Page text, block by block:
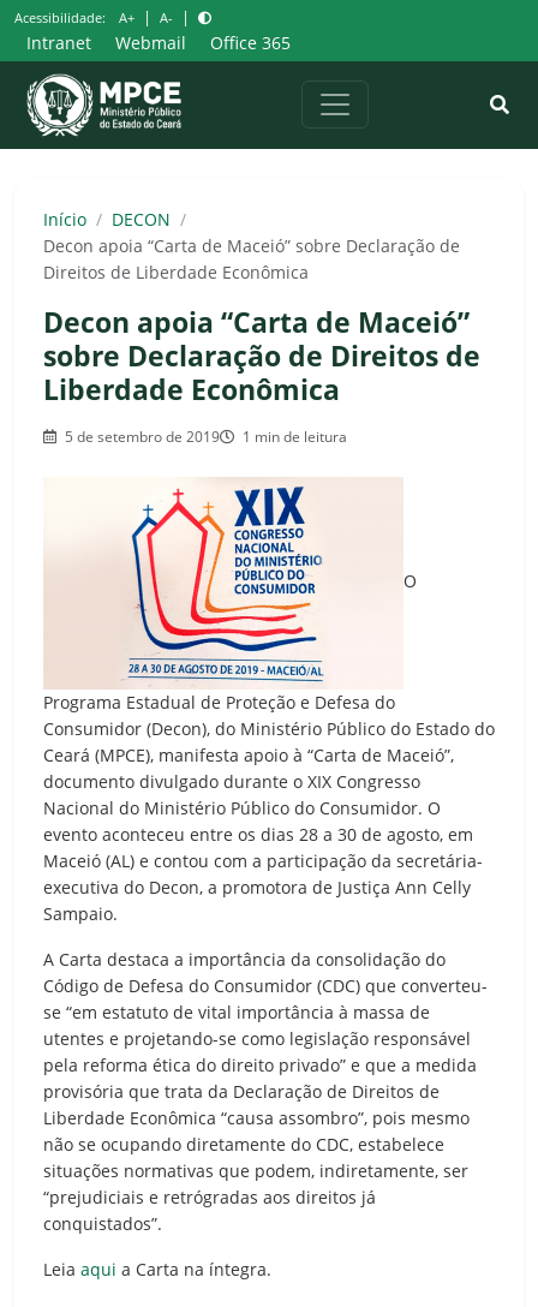
Pular
para
o
conteúdo
Acessibilidade: A+ | A- |
Intranet Webmail Office 365
Início / DECON /
Decon apoia “Carta de Maceió” sobre Declaração de
Direitos de Liberdade Econômica
Decon apoia “Carta de Maceió”
sobre Declaração de Direitos de
Liberdade Econômica
5 de setembro de 2019 1 min de leitura
O
Programa Estadual de Proteção e Defesa do
Consumidor (Decon), do Ministério Público do Estado do
Ceará (MPCE), manifesta apoio à “Carta de Maceió”,
documento divulgado durante o XIX Congresso
Nacional do Ministério Público do Consumidor. O
evento aconteceu entre os dias 28 a 30 de agosto, em
Maceió (AL) e contou com a participação da secretária-
executiva do Decon, a promotora de Justiça Ann Celly
Sampaio.
A Carta destaca a importância da consolidação do
Código de Defesa do Consumidor (CDC) que converteu-
se “em estatuto de vital importância à massa de
utentes e projetando-se como legislação responsável
pela reforma ética do direito privado” e que a medida
provisória que trata da Declaração de Direitos de
Liberdade Econômica “causa assombro”, pois mesmo
não se ocupando diretamente do CDC, estabelece
situações normativas que podem, indiretamente, ser
“prejudiciais e retrógradas aos direitos já
conquistados”.
Leia aqui a Carta na íntegra.